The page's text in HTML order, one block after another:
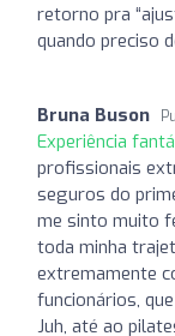
retorno pra
quando preciso
Bruna Buson
Experiência
profissionais
seguros do
me sinto muito
toda minha
extremamente
funcionários,
Juh, até ao